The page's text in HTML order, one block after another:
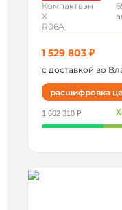
Компактвэн
X
R06A
1 529 803 ₽
с доставкой во
расшифровка
1 602 310 ₽